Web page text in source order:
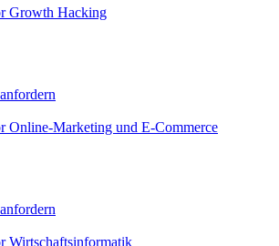
Growth Hacking
Online-Marketing und E-Commerce
Wirtschaftsinformatik